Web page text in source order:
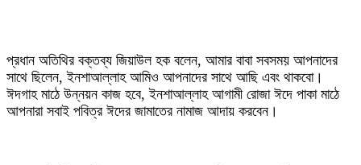
‎প্রধান অতিথির বক্তব্য জিয়াউল হক বলেন, আমার বাবা সবসময় আপনাদের
সাথে ছিলেন, ইনশাআল্লাহ আমিও আপনাদের সাথে আছি এবং থাকবো।
ঈদগাহ মাঠে উন্নয়ন কাজ হবে, ইনশাআল্লাহ আগামী রোজা ঈদে পাকা মাঠে
আপনারা সবাই পবিত্র ঈদের জামাতের নামাজ আদায় করবেন।